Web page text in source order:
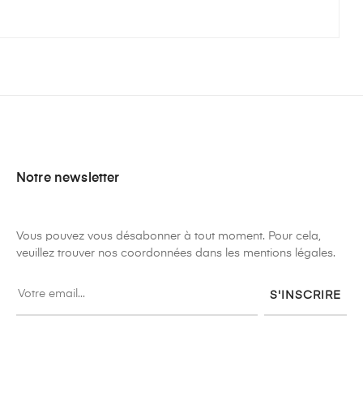
Notre newsletter
Vous pouvez vous désabonner à tout moment. Pour cela,
veuillez trouver nos coordonnées dans les mentions légales.
S'INSCRIRE